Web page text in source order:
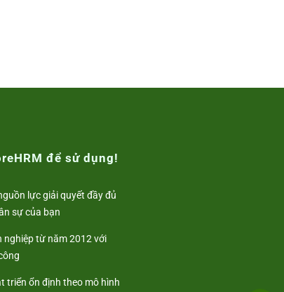
để sử dụng!
lực giải quyết đầy đủ
sự của bạn
nghiệp từ năm 2012 với
triển ổn định theo mô hình